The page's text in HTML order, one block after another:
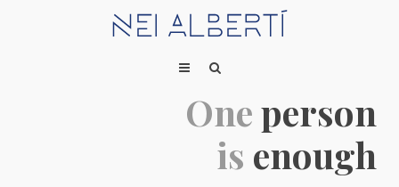
Oneperson
is enough